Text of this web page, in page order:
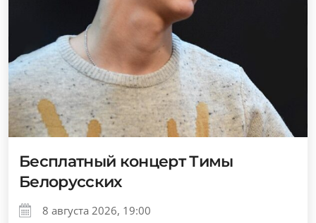
Бесплатный концерт Тимы
Белорусских
8 августа 2026, 19:00